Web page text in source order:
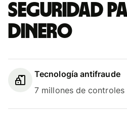
Seguridad
dinero
Tecnología antifraude
7 millones de